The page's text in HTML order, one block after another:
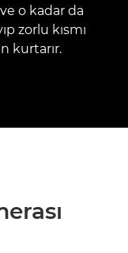
o kadar da
zorlu kısmı
kurtarır.